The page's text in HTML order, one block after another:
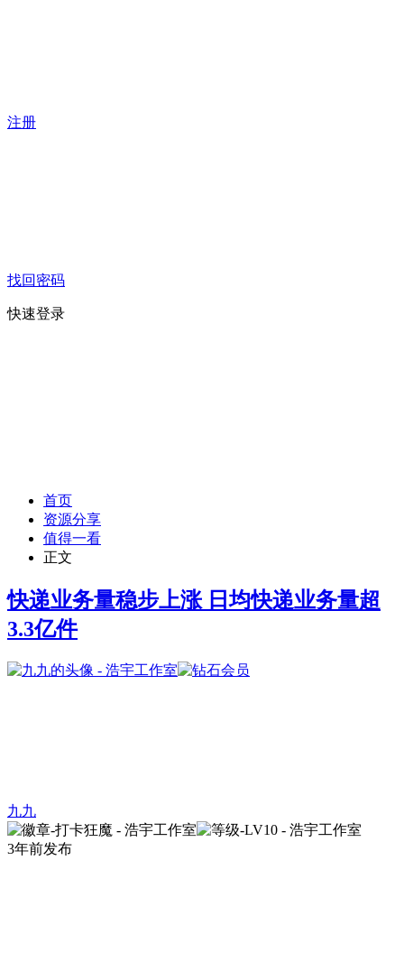
注册
找回密码
快速登录
首页
资源分享
值得一看
正文
快递业务量稳步上涨 日均快递业务量超
3.3亿件
九九
3年前发布